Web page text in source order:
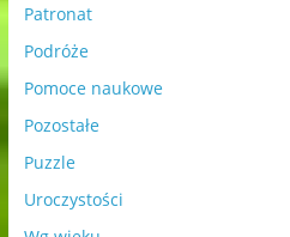
Patronat
Podróże
Pomoce naukowe
Pozostałe
Puzzle
Uroczystości